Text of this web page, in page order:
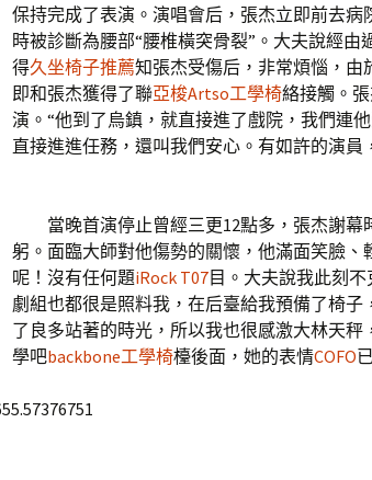
保持完成了表演。演唱會后，張杰立即前去病
時被診斷為腰部“腰椎橫突骨裂”。大夫說經
得久坐椅子推薦知張杰受傷后，非常煩惱，由
即和張杰獲得了聯亞梭Artso工學椅絡接觸。
演。“他到了烏鎮，就直接進了戲院，我們連
直接進進任務，還叫我們安心。有如許的演員
當晚首演停止曾經三更12點多，張杰謝幕
躬。面臨大師對他傷勢的關懷，他滿面笑臉
呢！沒有任何題iRock T07目。大夫說我此刻
劇組也都很是照料我，在后臺給我預備了椅
了良多站著的時光，所以我也很感激大林天
學吧backbone工學椅檯後面，她的表情COFO